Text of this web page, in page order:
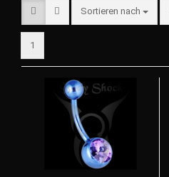
Sortieren nach
1